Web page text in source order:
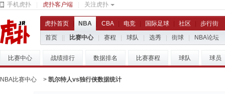
手机虎扑 虎扑客户端 关注虎扑
虎扑首页 NBA CBA 电竞 国际足球 社区
步行街
首页
比赛中心 赛程 球队 选秀 街球 NBA论坛
比赛中心 战绩排行 数据排名 比赛赛程 球队 球员
NBA比赛中心 > 凯尔特人vs独行侠数据统计